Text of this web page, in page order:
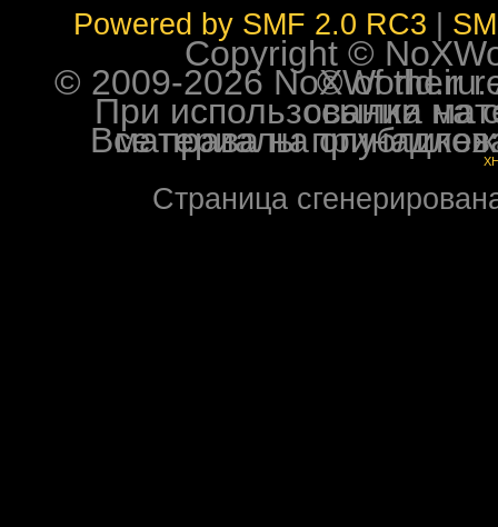
Powered by SMF 2.0 RC3
Copyright ©
© 2009-2026 NoXWorld.ru. All
При использовании
Все права на опубликованные на форуме
Страница